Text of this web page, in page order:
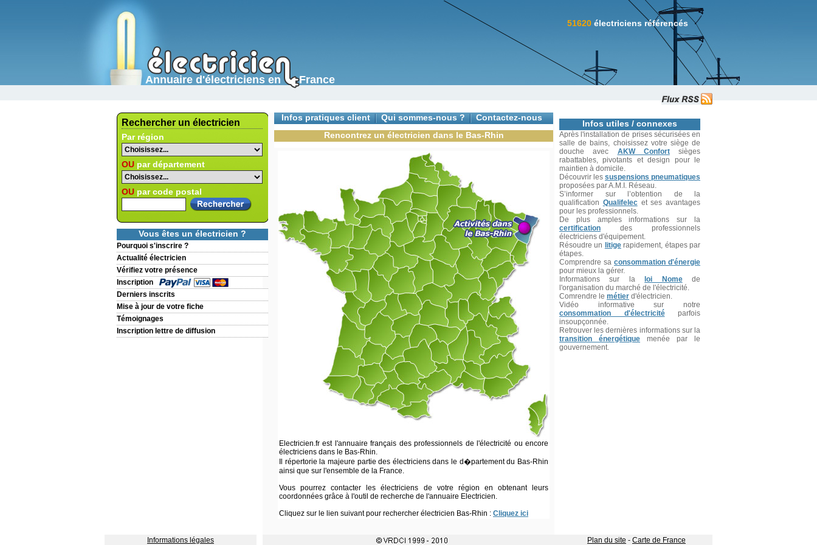
Annuaire d'électriciens en France
51620 électriciens référencés
Rechercher un électricien
Par région
OU par département
OU par code postal
Vous êtes un électricien ?
Pourquoi s'inscrire ?
Actualité électricien
Vérifiez votre présence
Inscription
Derniers inscrits
Mise à jour de votre fiche
Témoignages
Inscription lettre de diffusion
Infos pratiques client Qui sommes-nous ?
Contactez-nous
Rencontrez un électricien dans le Bas-Rhin
Electricien.fr est l'annuaire français des professionnels de l'électricité ou encore
électriciens dans le Bas-Rhin.
Il répertorie la majeure partie des électriciens dans le d�partement du Bas-Rhin
ainsi que sur l'ensemble de la France.
Vous pourrez contacter les électriciens de votre région en obtenant leurs
coordonnées grâce à l'outil de recherche de l'annuaire Electricien.
Cliquez sur le lien suivant pour rechercher électricien Bas-Rhin : Cliquez ici
Infos utiles / connexes
Après l'installation de prises sécurisées en
salle de bains, choisissez votre siège de
douche avec AKW Confortsièges
rabattables, pivotants et design pour le
maintien à domicile.
Découvrir les suspensions pneumatiques
proposées par A.M.I. Réseau.
S’informer sur l’obtention de la
qualification Qualifelecet ses avantages
pour les professionnels.
De plus amples informations sur la
certification des professionnels
électriciens d'équipement.
Résoudre un litigerapidement, étapes par
étapes.
Comprendre sa consommation d'énergie
pour mieux la gérer.
Informations sur la
loi Nomede
l'organisation du marché de l'électricité.
Comrendre le métier d'électricien.
Vidéo informative sur notre
consommation d'électricitéparfois
insoupçonnée.
Retrouver les dernières informations sur la
transition énergétique menée par le
gouvernement.
Informations légales Plan du site - Carte de France